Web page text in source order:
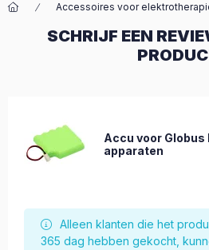
Accessoires voor
SCHRIJF EEN
Accu voor
apparaten
Alleen klanten die het
365 dag hebben gekocht,